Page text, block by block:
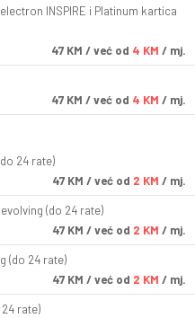
INSPIRE i Platinum kartica
47 KM / već od 4 KM / mj.
47 KM / već od 4 KM / mj.
24 rate)
47 KM / već od 2 KM / mj.
(do 24 rate)
47 KM / već od 2 KM / mj.
(do 24 rate)
47 KM / već od 2 KM / mj.
rate)